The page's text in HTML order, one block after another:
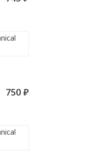
750 ₽